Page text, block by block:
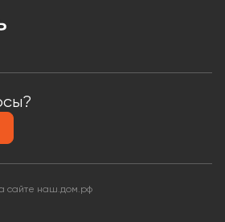
сайте наш.дом.рф